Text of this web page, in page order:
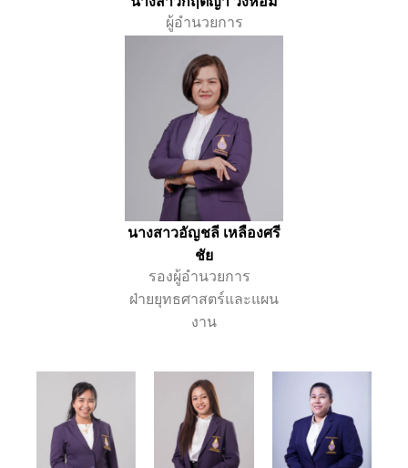
ผู้อำนวยการ
นางสาวอัญชลี เหลืองศรี
ชัย
รองผู้อำนวยการ
ฝ่ายยุทธศาสตร์และแผน
งาน